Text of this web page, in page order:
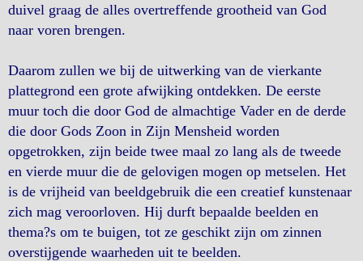
duivel graag de alles overtreffende grootheid van God
naar voren brengen.
Daarom zullen we bij de uitwerking van de vierkante
plattegrond een grote afwijking ontdekken. De eerste
muur toch die door God de almachtige Vader en de derde
die door Gods Zoon in Zijn Mensheid worden
opgetrokken, zijn beide twee maal zo lang als de tweede
en vierde muur die de gelovigen mogen op metselen. Het
is de vrijheid van beeldgebruik die een creatief kunstenaar
zich mag veroorloven. Hij durft bepaalde beelden en
thema?s om te buigen, tot ze geschikt zijn om zinnen
overstijgende waarheden uit te beelden.